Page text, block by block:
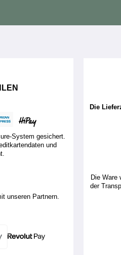
System gesichert.
und
unseren Partnern.
Die
Die Ware
der